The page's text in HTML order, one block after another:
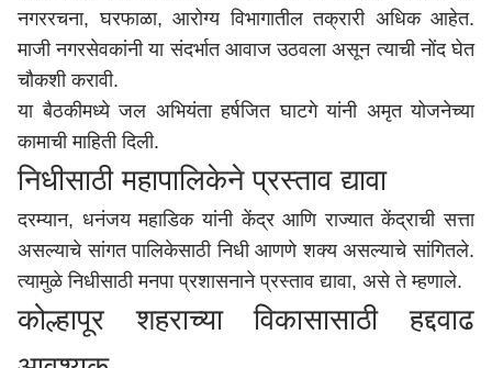
नगररचना, घरफाळा, आरोग्य विभागातील तक्रारी अधिक आहेत.
माजी नगरसेवकांनी या संदर्भात आवाज उठवला असून त्याची नोंद घेत
चौकशी करावी.
या बैठकीमध्ये जल अभियंता हर्षजित घाटगे यांनी अमृत योजनेच्या
कामाची माहिती दिली.
निधीसाठी महापालिकेने प्रस्ताव द्यावा
दरम्यान, धनंजय महाडिक यांनी केंद्र आणि राज्यात केंद्राची सत्ता
असल्याचे सांगत पालिकेसाठी निधी आणणे शक्य असल्याचे सांगितले.
त्यामुळे निधीसाठी मनपा प्रशासनाने प्रस्ताव द्यावा, असे ते म्हणाले.
कोल्हापूर शहराच्या विकासासाठी हद्दवाढ